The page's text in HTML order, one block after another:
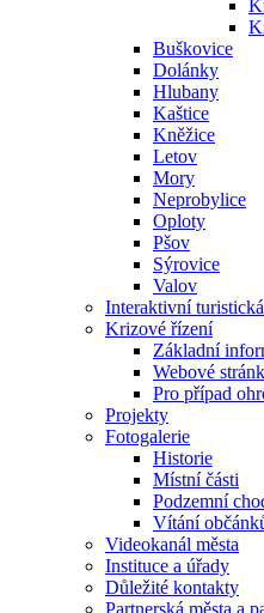
Buškovice
Dolánky
Hlubany
Kaštice
Kněžice
Letov
Mory
Neprobylice
Oploty
Pšov
Sýrovice
Valov
Interaktivní
Krizové řízení
Základní
Webové
Pro případ
Projekty
Fotogalerie
Historie
Místní části
Podzemní
Vítání
Videokanál města
Instituce a úřady
Důležité kontakty
Partnerská města a